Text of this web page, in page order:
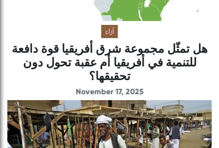
آراء
هل تمثّل مجموعة شرق أفريقيا قوة دافعة
للتنمية في أفريقيا أم عقبة تحول دون
تحقيقها؟
November 17, 2025